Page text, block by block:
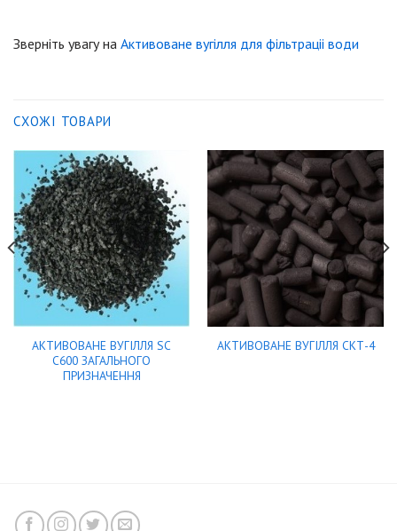
Зверніть увагу на Активоване вугілля для фiльтрацii води
СХОЖІ ТОВАРИ
АКТИВОВАНЕ ВУГІЛЛЯ SC
C600 ЗАГАЛЬНОГО
ПРИЗНАЧЕННЯ
АКТИВОВАНЕ ВУГІЛЛЯ СКТ-4